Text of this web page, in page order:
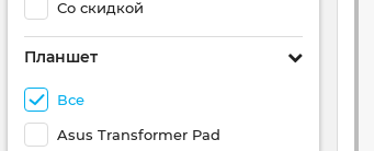
Со скидкой
Планшет
Все
Asus Transformer Pad